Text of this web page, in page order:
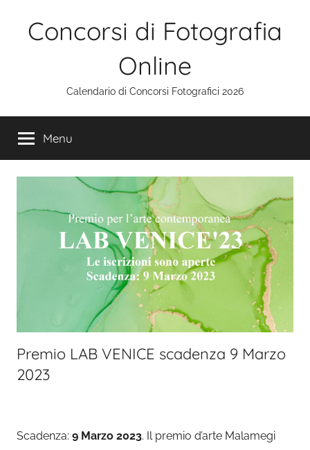
Concorsi di Fotografia
Online
Calendario di Concorsi Fotografici 2026
Menu
Premio LAB VENICE scadenza 9 Marzo
2023
Scadenza: 9 Marzo 2023. Il premio d’arte Malamegi